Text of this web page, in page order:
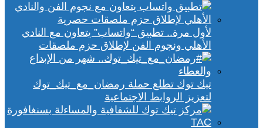
لأول مرة.. تطبيق “واتساب” يتعاون مع النادي
الأهلي ونجوم الفن لإطلاق حزم ملصقات
تيك توك تطلع حملة رمضان_مع_تيك_توك
لتعزيز الروابط الاجتماعية